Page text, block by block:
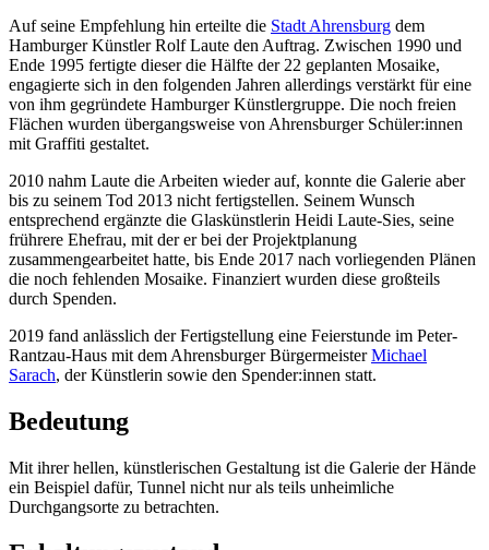
Auf seine Empfehlung hin erteilte die Stadt Ahrensburg dem
Hamburger Künstler Rolf Laute den Auftrag. Zwischen 1990 und
Ende 1995 fertigte dieser die Hälfte der 22 geplanten Mosaike,
engagierte sich in den folgenden Jahren allerdings verstärkt für eine
von ihm gegründete Hamburger Künstlergruppe. Die noch freien
Flächen wurden übergangsweise von Ahrensburger Schüler:innen
mit Graffiti gestaltet.
2010 nahm Laute die Arbeiten wieder auf, konnte die Galerie aber
bis zu seinem Tod 2013 nicht fertigstellen. Seinem Wunsch
entsprechend ergänzte die Glaskünstlerin Heidi Laute-Sies, seine
frührere Ehefrau, mit der er bei der Projektplanung
zusammengearbeitet hatte, bis Ende 2017 nach vorliegenden Plänen
die noch fehlenden Mosaike. Finanziert wurden diese großteils
durch Spenden.
2019 fand anlässlich der Fertigstellung eine Feierstunde im Peter-
Rantzau-Haus mit dem Ahrensburger BürgermeisterMichael
Sarach, der Künstlerin sowie den Spender:innen statt.
Bedeutung
Mit ihrer hellen, künstlerischen Gestaltung ist die Galerie der Hände
ein Beispiel dafür, Tunnel nicht nur als teils unheimliche
Durchgangsorte zu betrachten.